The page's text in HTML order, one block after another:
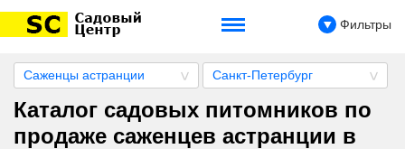
Фильтры
Саженцы астранции Санкт-Петербург
Каталог садовых питомников по
продаже саженцев астранции в